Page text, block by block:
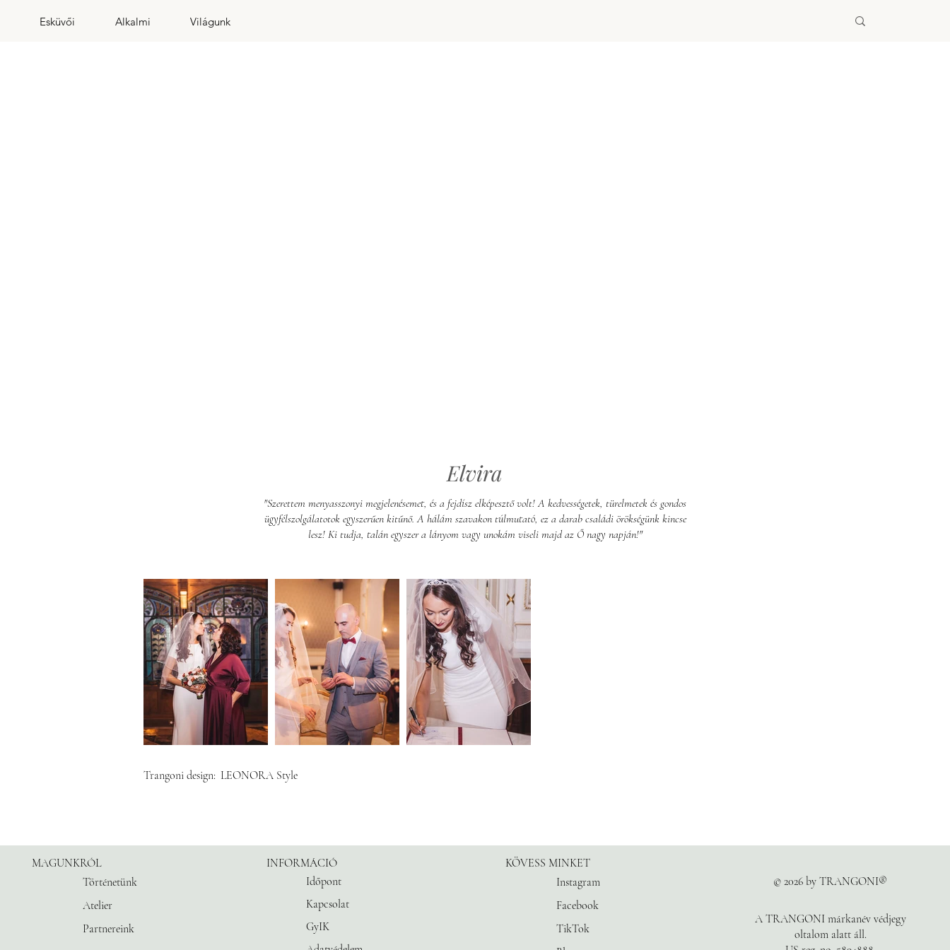
Esküvői Alkalmi Világunk
Elvira
"Szerettem menyasszonyi megjelenésemet, és a fejdísz elképesztő volt! A kedvességetek, türelmetek és gondos
ügyfélszolgálatotok egyszerűen kitűnő. A hálám szavakon túlmutató, ez a darab családi örökségünk kincse
lesz! Ki tudja, talán egyszer a lányom vagy unokám viseli majd az Ő nagy napján!"
Trangoni design: LEONORA Style
MAGUNKRÓL
Történetünk
Atelier
Partnereink
INFORMÁCIÓ
Időpont
Kapcsolat
GyIK
KÖVESS MINKET
Instagram
Facebook
TikTok
© 2026 by TRANGONI®
A TRANGONI márkanév védjegy
oltalom alatt áll.